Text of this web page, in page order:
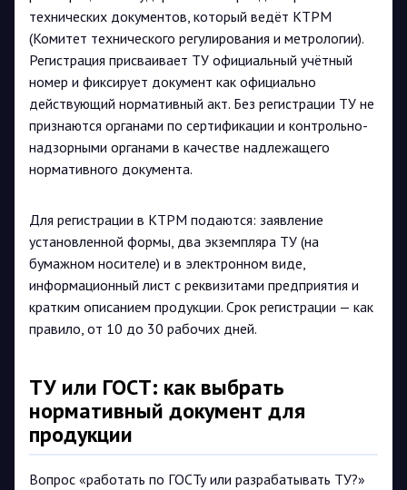
технических документов, который ведёт КТРМ
(Комитет технического регулирования и метрологии).
Регистрация присваивает ТУ официальный учётный
номер и фиксирует документ как официально
действующий нормативный акт. Без регистрации ТУ не
признаются органами по сертификации и контрольно-
надзорными органами в качестве надлежащего
нормативного документа.
Для регистрации в КТРМ подаются: заявление
установленной формы, два экземпляра ТУ (на
бумажном носителе) и в электронном виде,
информационный лист с реквизитами предприятия и
кратким описанием продукции. Срок регистрации — как
правило, от 10 до 30 рабочих дней.
ТУ или ГОСТ: как выбрать
нормативный документ для
продукции
Вопрос «работать по ГОСТу или разрабатывать ТУ?»